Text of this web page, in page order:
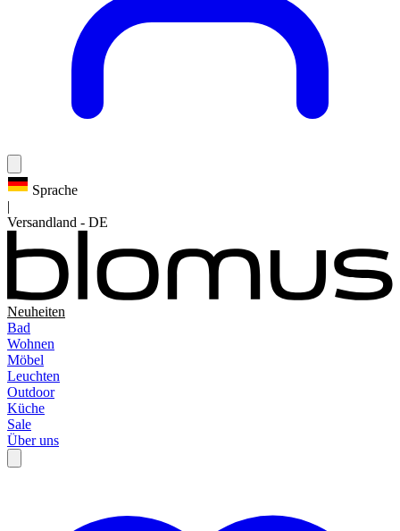
Sprache
|
Versandland - DE
Neuheiten
Bad
Wohnen
Möbel
Leuchten
Outdoor
Küche
Sale
Über uns